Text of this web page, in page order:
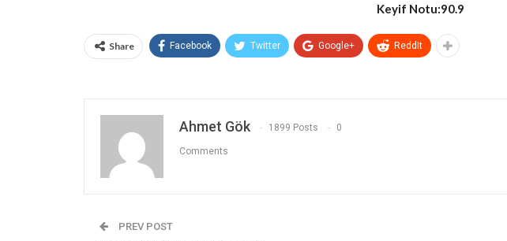
Keyif Notu:90.9
Share Facebook Twitter Google+ ReddIt
Ahmet Gök 1899 Posts 0
Comments
PREV POST